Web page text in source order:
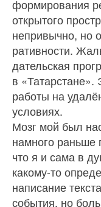
формирования
открытого
непривычно, но
ративности.
дательская
в
работы на
условиях.
Мозг мой был
на­много раньше
что я и сама в
какому-то
написание
события, но